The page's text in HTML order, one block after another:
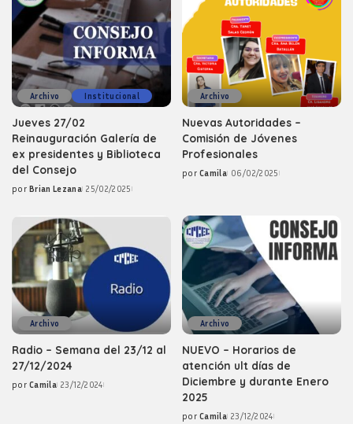
Archivo Institucional
Jueves 27/02
Reinauguración Galería de
ex presidentes y Biblioteca
del Consejo
Posted
por Brian Lezana 25/02/2025
Archivo
Nuevas Autoridades –
Comisión de Jóvenes
Profesionales
Posted
por Camila 06/02/2025
Archivo
Radio – Semana del 23/12 al
27/12/2024
Posted
por Camila 23/12/2024
Archivo
NUEVO – Horarios de
atención ult días de
Diciembre y durante Enero
2025
Posted
por Camila 23/12/2024